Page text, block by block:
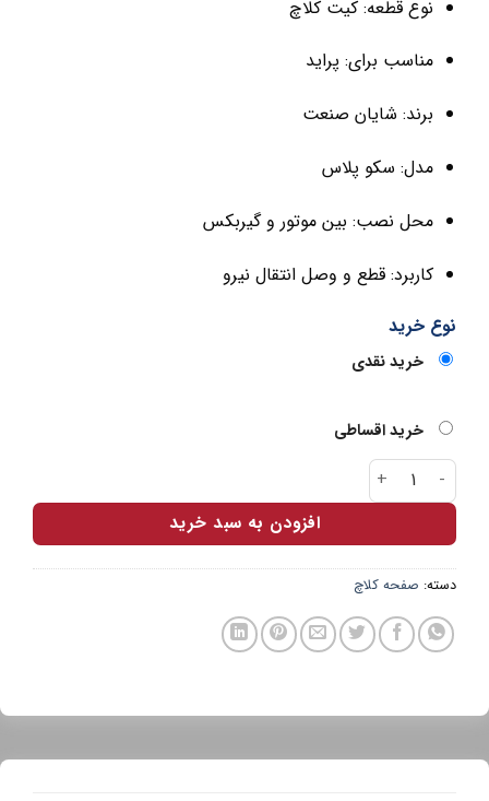
نوع قطعه: کیت کلاچ
مناسب برای: پراید
برند: شایان صنعت
مدل: سکو پلاس
محل نصب: بین موتور و گیربکس
کاربرد: قطع و وصل انتقال نیرو
نوع خرید
خرید نقدی
خرید اقساطی
کیت کلاچ پراید سکو پلاس شایان صنعت عدد
افزودن به سبد خرید
دسته:صفحه کلاچ